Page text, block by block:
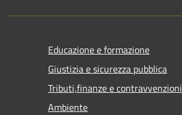
Educazione e formazione
Giustizia e sicurezza pubblica
Tributi,finanze e contravvenzioni
Ambiente